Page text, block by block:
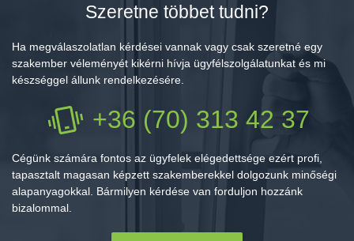
Szeretne többet tudni?
Ha megválaszolatlan kérdései vannak vagy csak szeretné egy
szakember véleményét kikérni hívja ügyfélszolgálatunkat és mi
készséggel állunk rendelkezésére.
+36 (70) 313 42 37
Cégünk számára fontos az ügyfelek elégedettsége ezért profi,
tapasztalt magasan képzett szakemberekkel dolgozunk minőségi
alapanyagokkal. Bármilyen kérdése van forduljon hozzánk
bizalommal.